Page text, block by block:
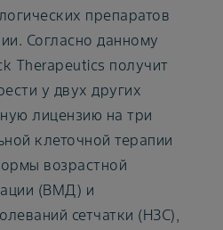
препаратов
Согласно данному
Therapeutics получит
у двух других
лицензию на три
клеточной терапии
возрастной
(ВМД) и
сетчатки (НЗС),